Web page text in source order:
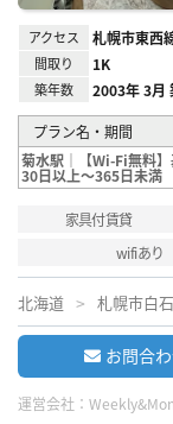
アクセス 札幌市東西
間取り 1K
築年数 2003年 3月
プラン名・期間
菊水駅｜【Wi-Fi無料
30日以上～365日未満
家具付賃貸
wifiあり
北海道 札幌市白
お問合
運営会社：